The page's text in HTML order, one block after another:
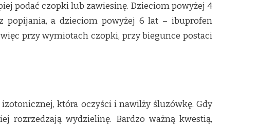
podać czopki lub zawiesinę. Dzieciom powyżej 4
popijania, a dzieciom powyżej 6 lat – ibuprofen
przy wymiotach czopki, przy biegunce postaci
która oczyści i nawilży śluzówkę. Gdy
rozrzedzają wydzielinę. Bardzo ważną kwestią,